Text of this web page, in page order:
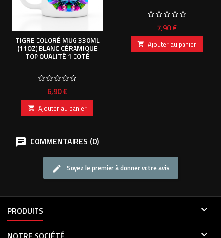
TIGRE COLORÉ MUG 330ML
(11OZ) BLANC CÉRAMIQUE
TOP QUALITÉ 1 COTÉ
Prix
6,90 €
 Ajouter au panier
Prix
7,90 €
 Ajouter au panier
COMMENTAIRES (0)
Soyez le premier à donner votre avis
PRODUITS 
NOTRE SOCIÉTÉ 